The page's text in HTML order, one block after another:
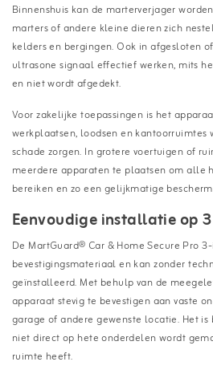
Binnenshuis kan de marterverjager
marters of andere kleine dieren zich
kelders en bergingen. Ook in afgesloten
ultrasone signaal effectief werken, mits
en niet wordt afgedekt.
Voor zakelijke toepassingen is het
werkplaatsen, loodsen en kantoorruimtes
schade zorgen. In grotere voertuigen of
meerdere apparaten te plaatsen om alle
bereiken en zo een gelijkmatige
Eenvoudige installatie op
De MartGuard® Car & Home Secure Pro
bevestigingsmateriaal en kan zonder
geïnstalleerd. Met behulp van de
apparaat stevig te bevestigen aan vaste
garage of andere gewenste locatie. Het
niet direct op hete onderdelen wordt
ruimte heeft.